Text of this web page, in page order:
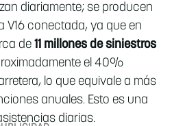
diariamente; se producen
conectada, ya que en
de 11 millones de siniestros
el 40%
lo que equivale a más
anuales. Esto es una
diarias.